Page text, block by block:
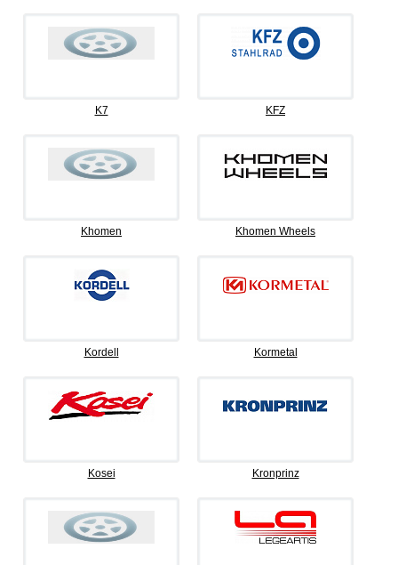
K7 KFZ
Khomen Khomen Wheels
Kordell Kormetal
Kosei Kronprinz